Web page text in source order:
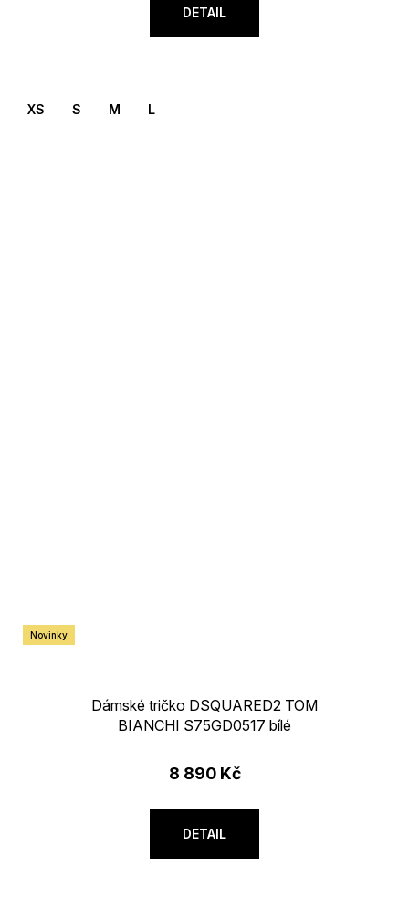
DETAIL
Novinky
Dámské tričko DSQUARED2 TOM
BIANCHI S75GD0517 bílé
8 890 Kč
DETAIL
XS S M L